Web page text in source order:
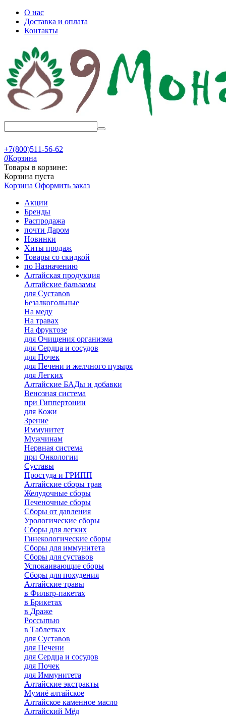
О нас
Доставка и оплата
Контакты
+7(800)511-56-62
0Корзина
Товары в корзине:
Корзина пуста
Корзина Оформить заказ
Акции
Бренды
Распродажа
почти Даром
Новинки
Хиты продаж
Товары со скидкой
по Назначению
Алтайская продукция
Алтайские бальзамы
для Суставов
Безалкогольные
На меду
На травах
На фруктозе
для Очищения организма
для Сердца и сосудов
для Почек
для Печени и желчного пузыря
для Легких
Алтайские БАДы и добавки
Венозная система
при Гиппертонии
для Кожи
Зрение
Иммунитет
Мужчинам
Нервная система
при Онкологии
Суставы
Простуда и ГРИПП
Алтайские сборы трав
Желудочные сборы
Печеночные сборы
Сборы от давления
Урологические сборы
Сборы для легких
Гинекологические сборы
Сборы для иммунитета
Сборы для суставов
Успокаивающие сборы
Сборы для похудения
Алтайские травы
в Фильтр-пакетах
в Брикетах
в Драже
Россыпью
в Таблетках
для Cуставов
для Печени
для Сердца и сосудов
для Почек
для Иммунитета
Алтайские экстракты
Мумиё алтайское
Алтайское каменное масло
Алтайский Мёд